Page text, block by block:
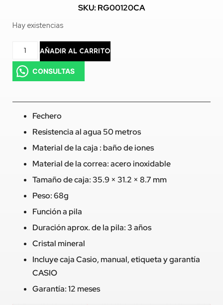
SKU: RG00120CA
Hay existencias
AÑADIR AL CARRITO
CONSULTAS
Fechero
Resistencia al agua 50 metros
Material de la caja : baño de iones
Material de la correa: acero inoxidable
Tamaño de caja: 35.9 × 31.2 × 8.7 mm
Peso: 68g
Función a pila
Duración aprox. de la pila: 3 años
Cristal mineral
Incluye caja Casio, manual, etiqueta y garantía
CASIO
Garantía: 12 meses